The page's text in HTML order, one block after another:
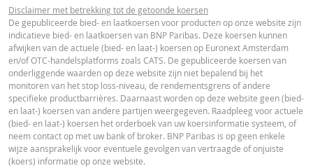
Final Terms
ESSENTIËLE BELEGGERSINFORMATIEDOCUMENTATIE
Essentiële
Beleggersinformatiedocument (NL)
PDF
OVERIGE WETTELIJKE DOCUMENTEN
Disclaimer met betrekking tot de getoonde koersen
De gepubliceerde bied- en laatkoersen voor producten op onze website zijn
indicatieve bied- en laatkoersen van BNP Paribas. Deze koersen kunnen
afwijken van de actuele (bied- en laat-) koersen op Euronext Amsterdam
en/of OTC-handelsplatforms zoals CATS. De gepubliceerde koersen van
onderliggende waarden op deze website zijn niet bepalend bij het
monitoren van het stop loss-niveau, de rendementsgrens of andere
specifieke productbarrières. Daarnaast worden op deze website geen (bied-
en laat-) koersen van andere partijen weergegeven. Raadpleeg voor actuele
(bied- en laat-) koersen het orderboek van uw koersinformatie systeem, of
neem contact op met uw bank of broker. BNP Paribas is op geen enkele
wijze aansprakelijk voor eventuele gevolgen van vertraagde of onjuiste
(koers) informatie op onze website.